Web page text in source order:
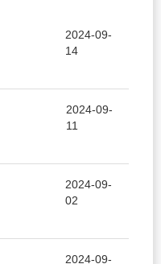
2024-09-
14
2024-09-
11
2024-09-
02
2024-09-